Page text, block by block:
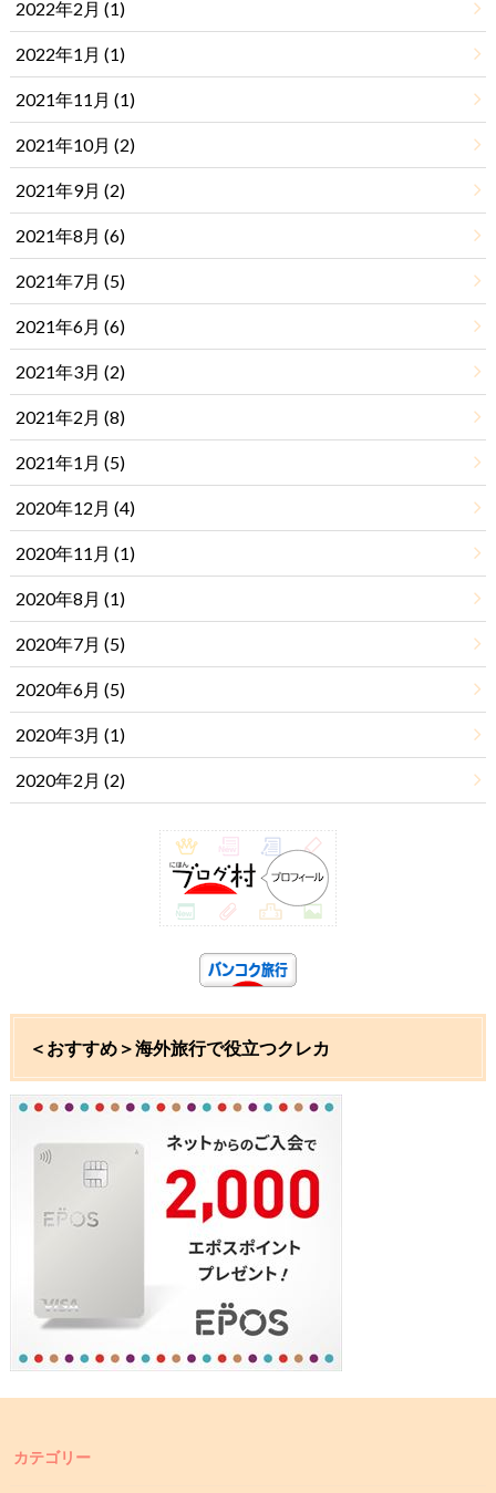
2022年2月 (1)
2022年1月 (1)
2021年11月 (1)
2021年10月 (2)
2021年9月 (2)
2021年8月 (6)
2021年7月 (5)
2021年6月 (6)
2021年3月 (2)
2021年2月 (8)
2021年1月 (5)
2020年12月 (4)
2020年11月 (1)
2020年8月 (1)
2020年7月 (5)
2020年6月 (5)
2020年3月 (1)
2020年2月 (2)
＜おすすめ＞海外旅行で役立つクレカ
カテゴリー